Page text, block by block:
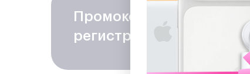
Промокод на скидку −
регистрацию в